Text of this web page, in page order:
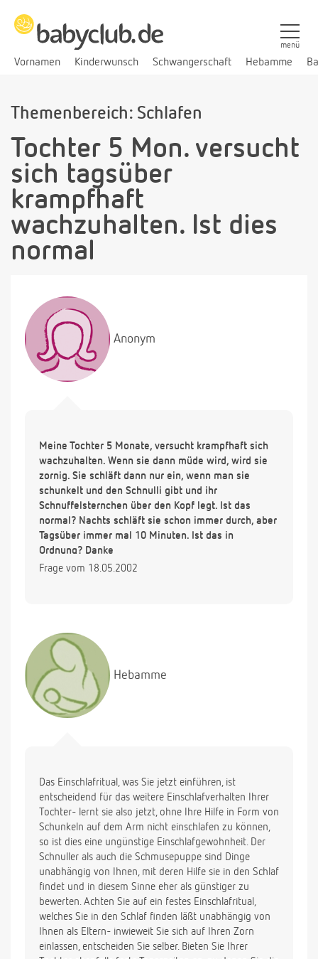
Vornamen Kinderwunsch Schwangerschaft Hebamme
menü
Themenbereich: Schlafen
Tochter 5 Mon. versucht
sich tagsüber
krampfhaft
wachzuhalten. Ist dies
normal
Anonym
Meine Tochter 5 Monate, versucht krampfhaft sich
wachzuhalten. Wenn sie dann müde wird, wird sie
zornig. Sie schläft dann nur ein, wenn man sie
schunkelt und den Schnulli gibt und ihr
Schnuffelsternchen über den Kopf legt. Ist das
normal? Nachts schläft sie schon immer durch, aber
Tagsüber immer mal 10 Minuten. Ist das in
Ordnung? Danke
Frage vom 18.05.2002
Hebamme
Das Einschlafritual, was Sie jetzt einführen, ist
entscheidend für das weitere Einschlafverhalten Ihrer
Tochter- lernt sie also jetzt, ohne Ihre Hilfe in Form von
Schunkeln auf dem Arm nicht einschlafen zu können,
so ist dies eine ungünstige Einschlafgewohnheit. Der
Schnuller als auch die Schmusepuppe sind Dinge
unabhängig von Ihnen, mit deren Hilfe sie in den Schlaf
findet und in diesem Sinne eher als günstiger zu
bewerten. Achten Sie auf ein festes Einschlafritual,
welches Sie in den Schlaf finden läßt unabhängig von
Ihnen als Eltern- inwieweit Sie sich auf Ihren Zorn
einlassen, entscheiden Sie selber. Bieten Sie Ihrer